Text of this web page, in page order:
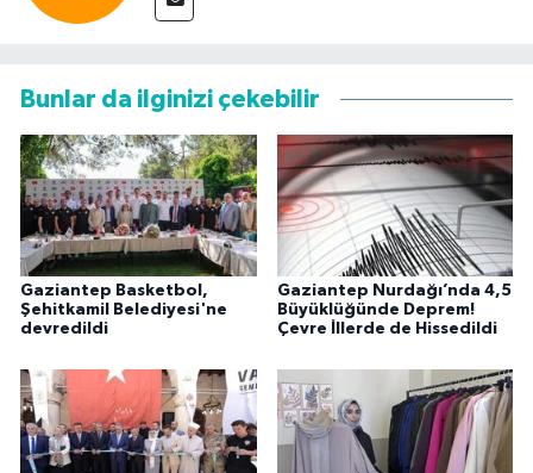
Bunlar da ilginizi çekebilir
Gaziantep Basketbol,
Şehitkamil Belediyesi'ne
devredildi
Gaziantep Nurdağı’nda 4,5
Büyüklüğünde Deprem!
Çevre İllerde de Hissedildi